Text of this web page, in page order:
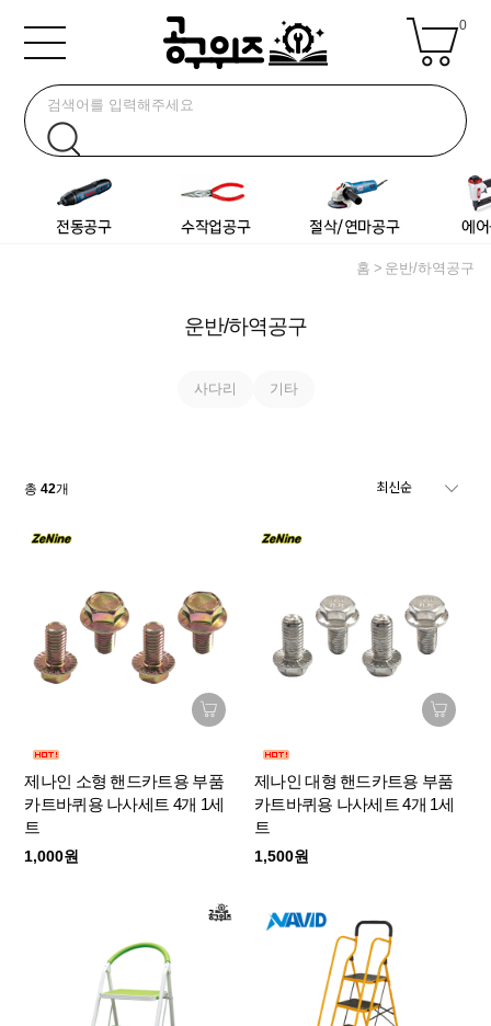
0
홈 운반/하역공구
운반/하역공구
사다리 기타
총42개
제나인 소형 핸드카트용 부품
카트바퀴용 나사세트 4개 1세
트
1,000원
제나인 대형 핸드카트용 부품
카트바퀴용 나사세트 4개 1세
트
1,500원